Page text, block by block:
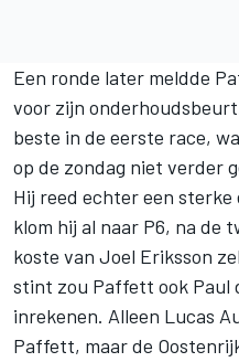
Een ronde later meldde
voor zijn
beste in de eerste race,
op de zondag niet verder
Hij reed echter een
klom hij al naar P6, na de
koste van Joel Eriksson
stint zou Paffett ook Paul
inrekenen. Alleen Lucas
Paffett, maar de